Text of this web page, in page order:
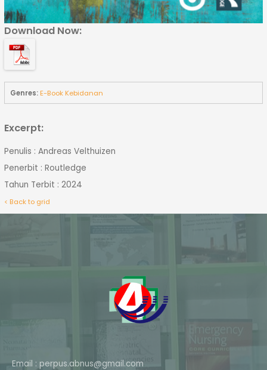
Download Now:
Genres:E-Book Kebidanan
Excerpt:
Penulis : Andreas Velthuizen
Penerbit : Routledge
Tahun Terbit : 2024
< Back to grid
Email : perpus.abnus@gmail.com